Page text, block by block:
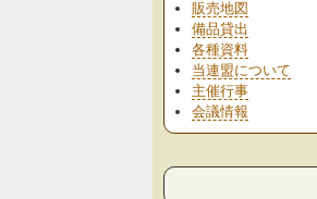
販売地図
備品貸出
各種資料
当連盟について
主催行事
会議情報